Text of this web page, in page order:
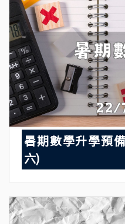
暑期數學升學預
六)